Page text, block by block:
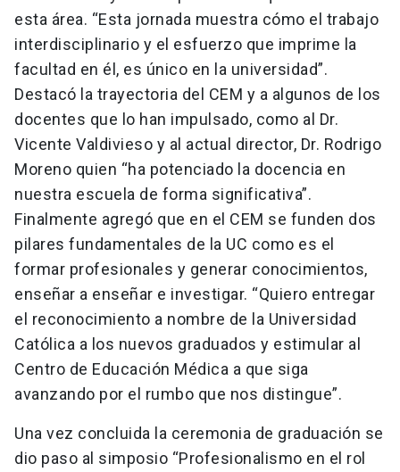
esta área. “Esta jornada muestra cómo el trabajo
interdisciplinario y el esfuerzo que imprime la
facultad en él, es único en la universidad”.
Destacó la trayectoria del CEM y a algunos de los
docentes que lo han impulsado, como al Dr.
Vicente Valdivieso y al actual director, Dr. Rodrigo
Moreno quien “ha potenciado la docencia en
nuestra escuela de forma significativa”.
Finalmente agregó que en el CEM se funden dos
pilares fundamentales de la UC como es el
formar profesionales y generar conocimientos,
enseñar a enseñar e investigar. “Quiero entregar
el reconocimiento a nombre de la Universidad
Católica a los nuevos graduados y estimular al
Centro de Educación Médica a que siga
avanzando por el rumbo que nos distingue”.
Una vez concluida la ceremonia de graduación se
dio paso al simposio “Profesionalismo en el rol